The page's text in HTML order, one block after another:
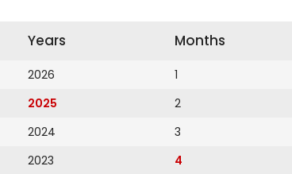
Years
2026
2025
2024
2023
Months
1
2
3
4